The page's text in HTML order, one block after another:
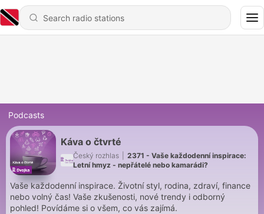
Podcasts
Káva o čtvrté
Český rozhlas
2371 - Vaše každodenní inspirace:
Letní hmyz - nepřátelé nebo kamarádi?
Vaše každodenní inspirace. Životní styl, rodina, zdraví, finance
nebo volný čas! Vaše zkušenosti, nové trendy i odborný
pohled! Povídáme si o všem, co vás zajímá.